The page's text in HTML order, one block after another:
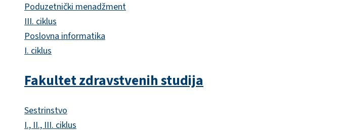
Poduzetnički menadžment
III. ciklus
Poslovna informatika
I. ciklus
Fakultet zdravstvenih studija
Sestrinstvo
I., II., III. ciklus